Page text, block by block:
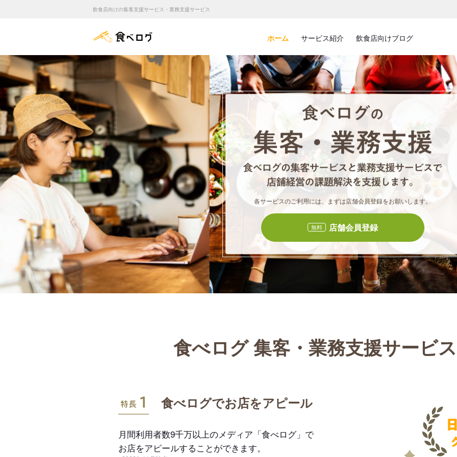
飲食店向けの集客支援サービス・業務支援サービス
ホーム サービス紹介 飲食店向けブログ
食べロ
各サービスのご利用には、まずは店舗会員登録をお願いします。
無料 店舗会員登録
食べログ 集客・業務支援サービ
特長1
食べログでお店をアピール
月間利用者数9千万以上のメディア「食べログ」で
お店をアピールすることができます。